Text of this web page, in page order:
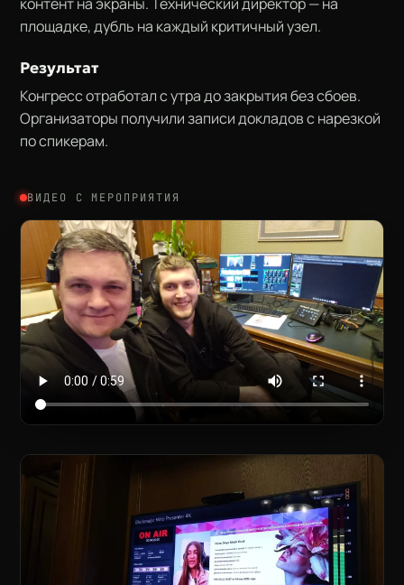
площадке, дубль на каждый критичный узел.
Результат
Конгресс отработал с утра до закрытия без сбоев.
Организаторы получили записи докладов с нарезкой
по спикерам.
ВИДЕО С МЕРОПРИЯТИЯ